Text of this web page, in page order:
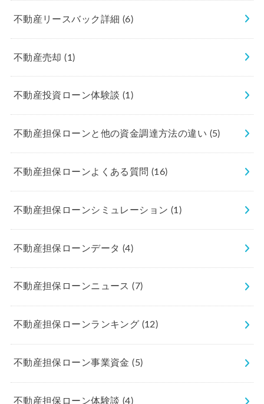
不動産リースバック詳細 (6)
不動産売却(1)
不動産投資ローン体験談 (1)
不動産担保ローンと他の資金調達方法の違い (5)
不動産担保ローンよくある質問(16)
不動産担保ローンシミュレーション (1)
不動産担保ローンデータ (4)
不動産担保ローンニュース(7)
不動産担保ローンランキング (12)
不動産担保ローン事業資金(5)
不動産担保ローン体験談 (4)